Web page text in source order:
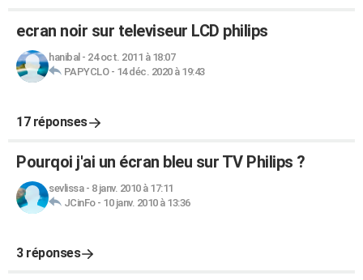
ecran noir sur televiseur LCD philips
hanibal - 24 oct. 2011 à 18:07
PAPYCLO- 14 déc. 2020 à 19:43
17 réponses
Pourqoi j'ai un écran bleu sur TV Philips ?
sevlissa- 8 janv. 2010 à 17:11
JCinFo- 10 janv. 2010 à 13:36
3 réponses